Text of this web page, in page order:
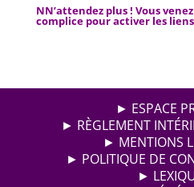
NN’attendez plus ! Vous
complice pour activer les
► ESPACE
► RÈGLEMENT
► MENTIONS
► POLITIQUE DE
►